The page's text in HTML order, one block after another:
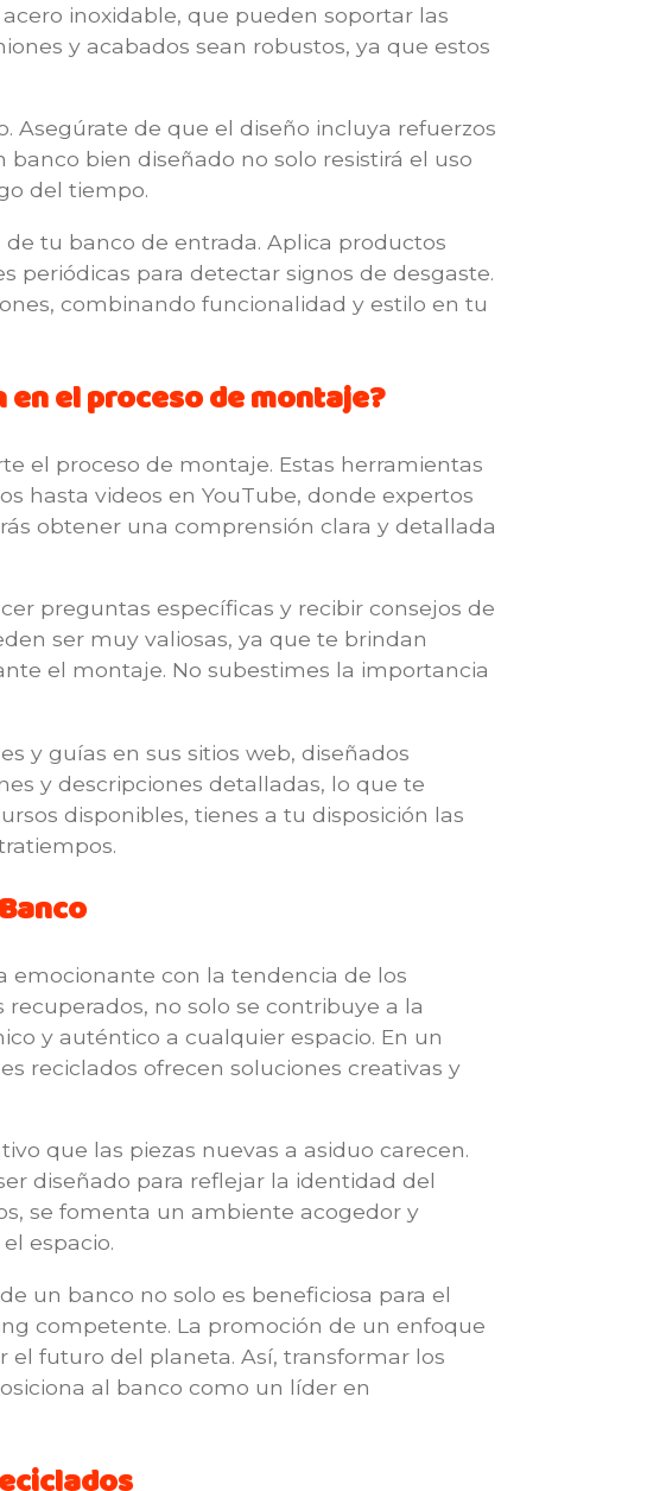
inoxidable, que pueden soportar las
y acabados sean robustos, ya que estos
de que el diseño incluya refuerzos
bien diseñado no solo resistirá el uso
del tiempo.
tu banco de entrada. Aplica productos
periódicas para detectar signos de desgaste.
combinando funcionalidad y estilo en tu
el proceso de montaje?
el proceso de montaje. Estas herramientas
hasta videos en YouTube, donde expertos
obtener una comprensión clara y detallada
preguntas específicas y recibir consejos de
ser muy valiosas, ya que te brindan
el montaje. No subestimes la importancia
y guías en sus sitios web, diseñados
y descripciones detalladas, lo que te
disponibles, tienes a tu disposición las
emocionante con la tendencia de los
no solo se contribuye a la
y auténtico a cualquier espacio. En un
reciclados ofrecen soluciones creativas y
que las piezas nuevas a asiduo carecen.
diseñado para reflejar la identidad del
se fomenta un ambiente acogedor y
espacio.
un banco no solo es beneficiosa para el
competente. La promoción de un enfoque
futuro del planeta. Así, transformar los
al banco como un líder en